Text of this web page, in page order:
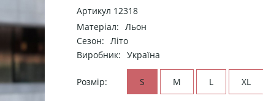
Артикул 12318
Матеріал: Льон
Сезон: Літо
Виробник: Україна
Розмір: S M L XL